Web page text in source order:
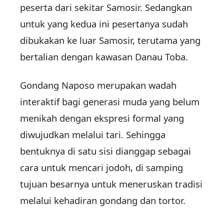
peserta dari sekitar Samosir. Sedangkan
untuk yang kedua ini pesertanya sudah
dibukakan ke luar Samosir, terutama yang
bertalian dengan kawasan Danau Toba.
Gondang Naposo merupakan wadah
interaktif bagi generasi muda yang belum
menikah dengan ekspresi formal yang
diwujudkan melalui tari. Sehingga
bentuknya di satu sisi dianggap sebagai
cara untuk mencari jodoh, di samping
tujuan besarnya untuk meneruskan tradisi
melalui kehadiran gondang dan tortor.